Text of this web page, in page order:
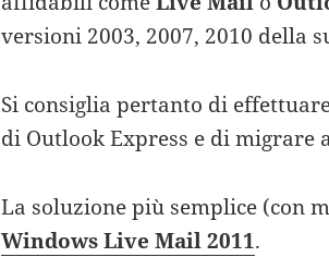
versioni 2003, 2007, 2010 della
Si consiglia pertanto di
di Outlook Express e di migrare
La soluzione più semplice (con
Windows Live Mail 2011.